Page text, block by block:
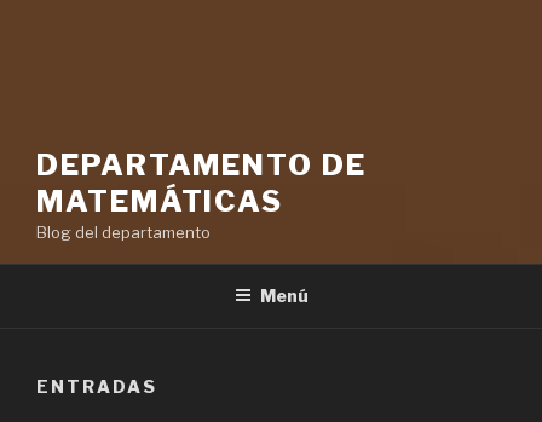
DEPARTAMENTO DE
MATEMÁTICAS
Blog del departamento
Menú
ENTRADAS